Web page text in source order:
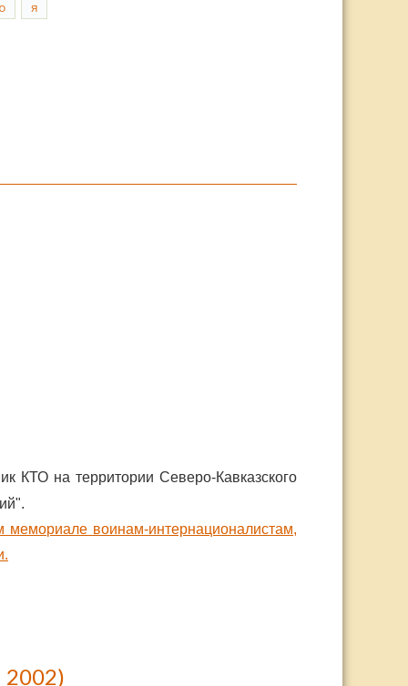
Я
КТО на территории Северо-Кавказского
мемориале воинам-интернационалистам,
2002)